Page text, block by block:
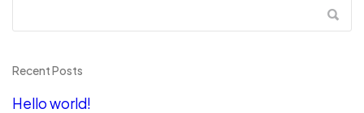
Recent Posts
Hello world!